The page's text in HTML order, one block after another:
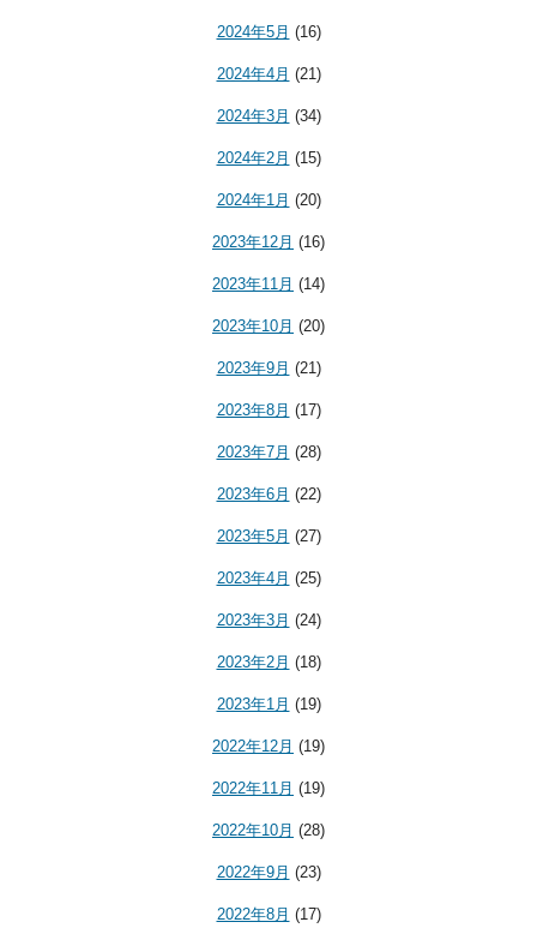
2024年5月 (16)
2024年4月 (21)
2024年3月 (34)
2024年2月 (15)
2024年1月 (20)
2023年12月 (16)
2023年11月 (14)
2023年10月 (20)
2023年9月 (21)
2023年8月 (17)
2023年7月 (28)
2023年6月 (22)
2023年5月 (27)
2023年4月 (25)
2023年3月 (24)
2023年2月 (18)
2023年1月 (19)
2022年12月 (19)
2022年11月 (19)
2022年10月 (28)
2022年9月 (23)
2022年8月 (17)